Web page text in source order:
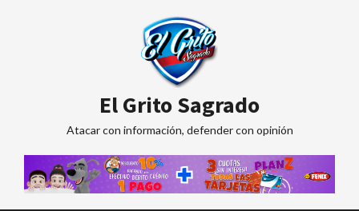
El Grito Sagrado
Atacar con información, defender con opinión